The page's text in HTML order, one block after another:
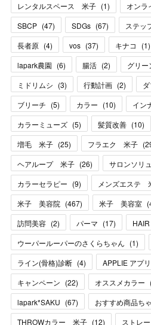
レンタルスペース 米子 (1) オンラ
SBCP (47) SDGs (67) ステッ
長者原 (4) vos (37) キナコ (1)
lapark農園 (6) 腸活 (2) グリー
ミドリムシ (3) 行動計画 (2)
ブリーチ (5) カラー (10) イン
カラーミューズ (5) 髪質改善 (10)
増毛 米子 (25) フラエク 米子 (
ヘアループ 米子 (26) サロンソリ
カラーセラピー (9) メンズエステ
米子 美容院 (467) 米子 美容室 (
訪問美容 (2) パーマ (17) HAIR
ウーパールーパーのさくらちゃん (1)
ライン(骨格)診断 (4) APPLIE アプ
キャンペーン (22) オススメカラー
lapark*SAKU (67) おすすめ商品ち
THROWカラー 米子 (12) ストレ